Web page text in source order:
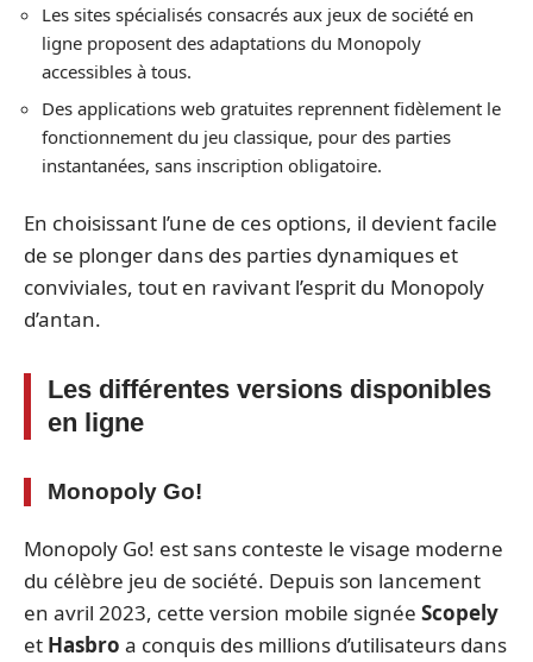
Les sites spécialisés consacrés aux jeux de société en
ligne proposent des adaptations du Monopoly
accessibles à tous.
Des applications web gratuites reprennent fidèlement le
fonctionnement du jeu classique, pour des parties
instantanées, sans inscription obligatoire.
En choisissant l’une de ces options, il devient facile
de se plonger dans des parties dynamiques et
conviviales, tout en ravivant l’esprit du Monopoly
d’antan.
Les différentes versions disponibles
en ligne
Monopoly Go!
Monopoly Go! est sans conteste le visage moderne
du célèbre jeu de société. Depuis son lancement
en avril 2023, cette version mobile signée Scopely
et Hasbro a conquis des millions d’utilisateurs dans